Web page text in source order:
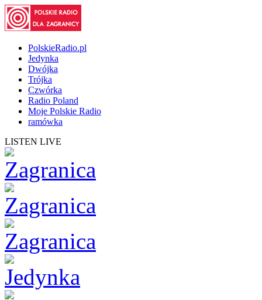
PolskieRadio.pl
Jedynka
Dwójka
Trójka
Czwórka
Radio Poland
Moje Polskie Radio
ramówka
LISTEN LIVE